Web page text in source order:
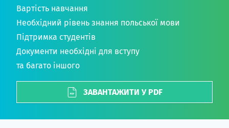
Вартість навчання
Необхідний рівень знання польської мови
Підтримка студентів
Документи необхідні для вступу
та багато іншого
ЗАВАНТАЖИТИ У PDF